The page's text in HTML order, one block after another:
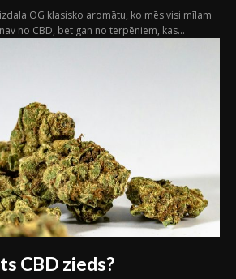
OG klasisko aromātu, ko mēs visi mīlam
no CBD, bet gan no terpēniem, kas...
CBD zieds?